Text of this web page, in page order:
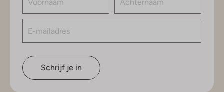
Schrijf je in